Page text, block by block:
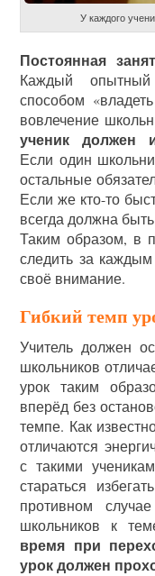
У каждого
Постоянная
Каждый
способом
вовлечение
ученик должен
Если один
остальные
Если же кто-то
всегда должна
Таким образом, в
следить за
своё внимание.
Гибкий темп
Учитель должен
школьников
урок таким
вперёд без
темпе. Как
отличаются
с такими
стараться
противном
школьников к
время при
урок должен